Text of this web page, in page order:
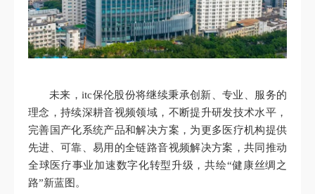
未来，itc保伦股份将继续秉承创新、专业、服务的
理念，持续深耕音视频领域，不断提升研发技术水平，
完善国产化系统产品和解决方案，为更多医疗机构提供
先进、可靠、易用的全链路音视频解决方案，共同推动
全球医疗事业加速数字化转型升级，共绘“健康丝绸之
路”新蓝图。